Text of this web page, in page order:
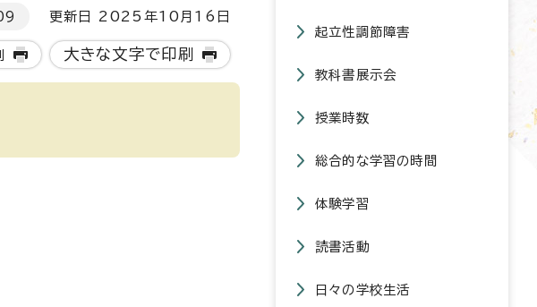
更新日 2025年10月16日
大きな文字で印刷
起立性調節障害
教科書展示会
授業時数
総合的な学習の時間
体験学習
読書活動
日々の学校生活